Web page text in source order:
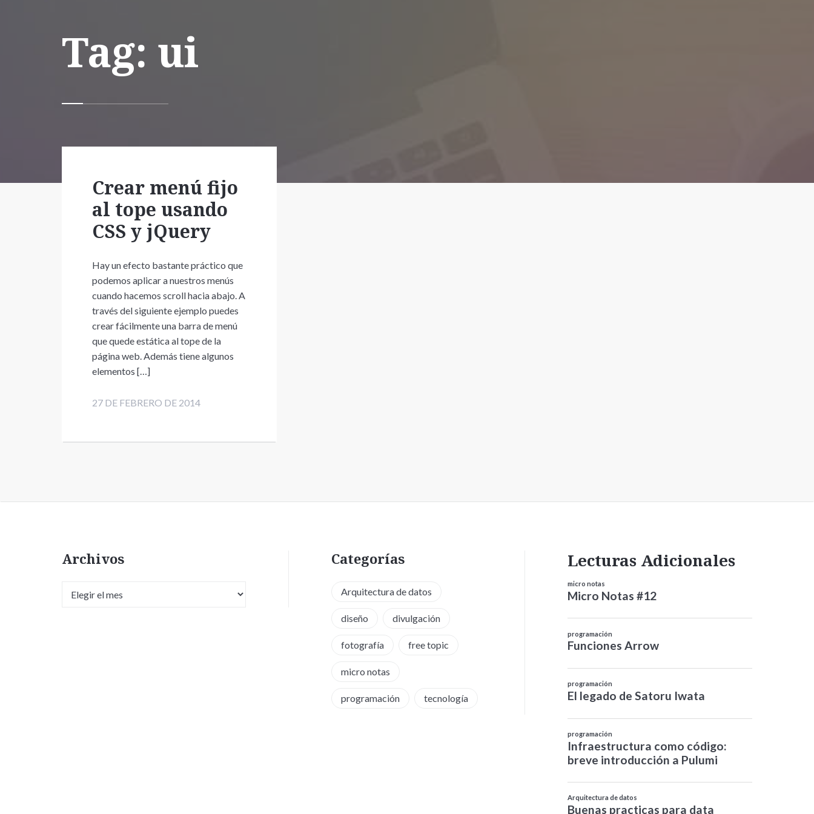
Tag: ui
Crear menú fijo
al tope usando
CSS y jQuery
Hay un efecto bastante práctico que
podemos aplicar a nuestros menús
cuando hacemos scroll hacia abajo. A
través del siguiente ejemplo puedes
crear fácilmente una barra de menú
que quede estática al tope de la
página web. Además tiene algunos
elementos […]
27 DE FEBRERO DE 2014
Archivos Categorías
Arquitectura de datos
diseño divulgación
fotografía free topic
micro notas
programación tecnología
Lecturas Adicionales